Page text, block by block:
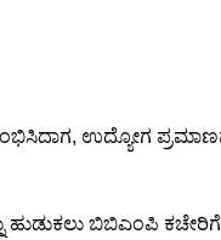
ಉದ್ಯೋಗ
ಬಿಬಿಎಂಪಿ